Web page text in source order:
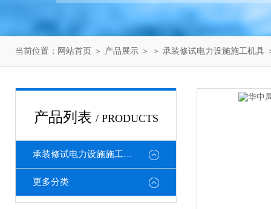
当前位置： 网站首页 ＞ 产品展示 ＞ ＞ 承装修试电力设施施工机具
产品列表 / PRODUCTS
承装修试电力设施施工机具
更多分类